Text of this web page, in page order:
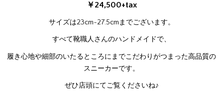
￥24,500+tax
サイズは23cm~27.5cmまでございます。
すべて靴職人さんのハンドメイドで、
履き心地や細部のいたるところにまでこだわりがつまった高品質の
スニーカーです。
ぜひ店頭にてご覧くださいね♪